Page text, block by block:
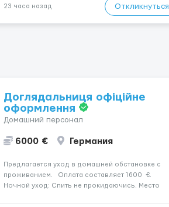
заработная плата 💚Мы гарантируем Наличие
23 часа назад Откликнуться
Доглядальниця офіційне
оформлення
Домашний персонал
6000 € Германия
Предлагается уход в домашней обстановке с
проживанием. Оплата составляет 1600 €.
Ночной уход: Спить не прокидаючись. Место